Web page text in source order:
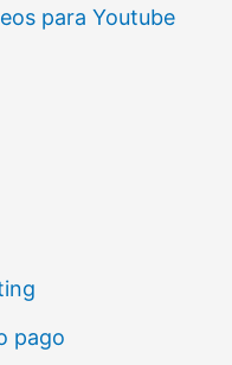
para Youtube
pago